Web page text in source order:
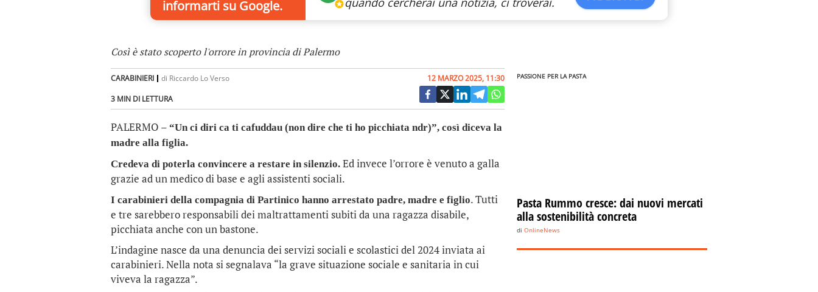
informarti su Google.
Così è stato scoperto l'orrore in provincia di Palermo
CARABINIERI di Riccardo Lo Verso
3 MIN DI LETTURA
12 MARZO 2025, 11:30
PALERMO – “Un ci diri ca ti cafuddau (non dire che ti ho picchiata ndr)”, così diceva la
madre alla figlia.
Credeva di poterla convincere a restare in silenzio. Ed invece l’orrore è venuto a galla
grazie ad un medico di base e agli assistenti sociali.
I carabinieri della compagnia di Partinico hanno arrestato padre, madre e figlio. Tutti
e tre sarebbero responsabili dei maltrattamenti subiti da una ragazza disabile,
picchiata anche con un bastone.
L’indagine nasce da una denuncia dei servizi sociali e scolastici del 2024 inviata ai
carabinieri. Nella nota si segnalava “la grave situazione sociale e sanitaria in cui
viveva la ragazza”.
PASSIONE PER LA PASTA
Pasta Rummo cresce: dai nuovi mercati
alla sostenibilità concreta
di OnlineNews